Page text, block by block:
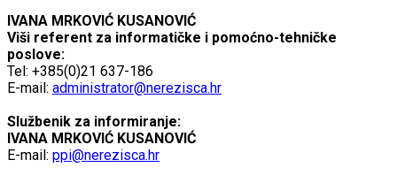
IVANA MRKOVIĆ KUSANOVIĆ
Viši referent za informatičke i pomoćno-tehničke
poslove:
Tel: +385(0)21 637-186
E-mail: administrator@nerezisca.hr
Službenik za informiranje:
IVANA MRKOVIĆ KUSANOVIĆ
E-mail: ppi@nerezisca.hr